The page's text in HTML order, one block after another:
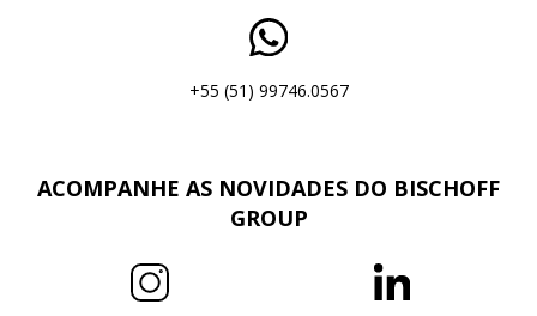
+55 (51) 99746.0567
ACOMPANHE AS NOVIDADES DO BISCHOFF
GROUP